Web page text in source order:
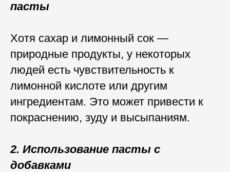
пасты
Хотя сахар и лимонный сок —
природные продукты, у некоторых
людей есть чувствительность к
лимонной кислоте или другим
ингредиентам. Это может привести к
покраснению, зуду и высыпаниям.
2. Использование пасты с
добавками